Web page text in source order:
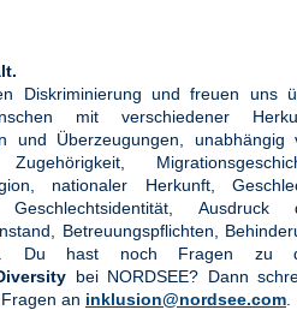
Diskriminierung und freuen uns
mit verschiedener
und Überzeugungen, unabhängig
nationaler Herkunft,
Ausdruck
Betreuungspflichten,
Du hast noch Fragen zu
bei NORDSEE? Dann
an inklusion@nordsee.com